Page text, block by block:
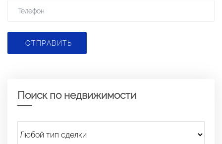
ОТПРАВИТЬ
Поиск по недвижимости